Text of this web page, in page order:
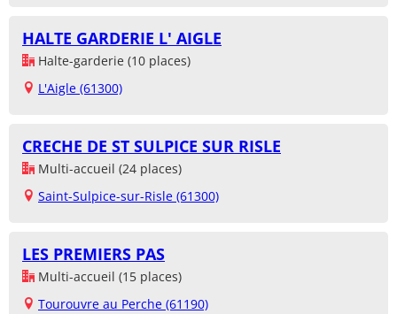
HALTE GARDERIE L' AIGLE
Halte-garderie (10 places)
L'Aigle (61300)
CRECHE DE ST SULPICE SUR RISLE
Multi-accueil (24 places)
Saint-Sulpice-sur-Risle (61300)
LES PREMIERS PAS
Multi-accueil (15 places)
Tourouvre au Perche (61190)